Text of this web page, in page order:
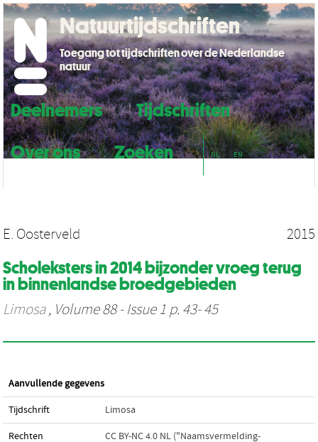
Deelnemers
Tijdschriften
Over ons
Zoeken NL EN
Natuurtijdschriften
Toegang tot tijdschriften over de Nederlandse
natuur
E. Oosterveld 2015
Scholeksters in 2014 bijzonder vroeg terug
in binnenlandse broedgebieden
Limosa, Volume 88 - Issue 1 p. 43- 45
Aanvullende gegevens
Tijdschrift Limosa
Rechten
CC BY-NC 4.0 NL ("Naamsvermelding-